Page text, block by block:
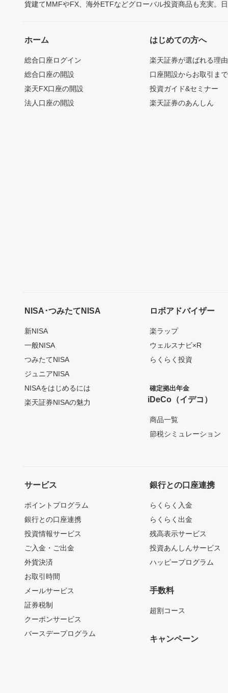
貨建てMMFやFX、海外ETFなどグローバル投資商品も充実。
ホーム
総合口座ログイン
総合口座の開設
楽天FX口座の開設
法人口座の開設
はじめての方へ
楽天証券が選ばれる理由
口座開設からお取引ま
投資ガイド&セミナー
楽天証券のあんしん
NISA･つみたてNISA
新NISA
一般NISA
つみたてNISA
ジュニアNISA
NISAをはじめるには
楽天証券NISAの魅力
ロボアドバイザー
楽ラップ
ウェルスナビ×R
らくらく投資
確定拠出年金
iDeCo（イデコ）
商品一覧
節税シミュレーション
サービス
ポイントプログラム
銀行との口座連携
投資情報サービス
ご入金・ご出金
外貨決済
お取引時間
メールサービス
証券税制
クーポンサービス
バースデープログラム
銀行との口座連携
らくらく入金
らくらく出金
残高表示サービス
投資あんしんサービス
ハッピープログラム
手数料
超割コース
キャンペーン